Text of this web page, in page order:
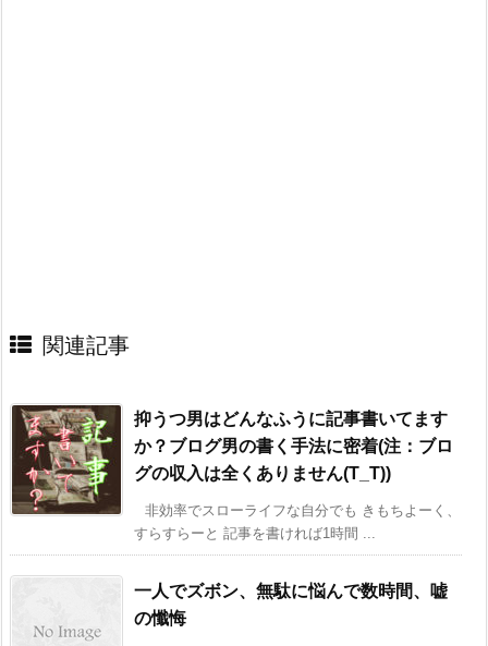
関連記事
抑うつ男はどんなふうに記事書いてます
か？ブログ男の書く手法に密着(注：ブロ
グの収入は全くありません(T_T))
非効率でスローライフな自分でも きもちよーく、
すらすらーと 記事を書ければ1時間 ...
一人でズボン、無駄に悩んで数時間、嘘
の懺悔